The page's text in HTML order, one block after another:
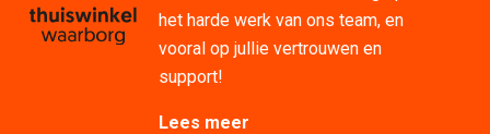
het harde werk van ons team, en
vooral op jullie vertrouwen en
support!
Lees meer